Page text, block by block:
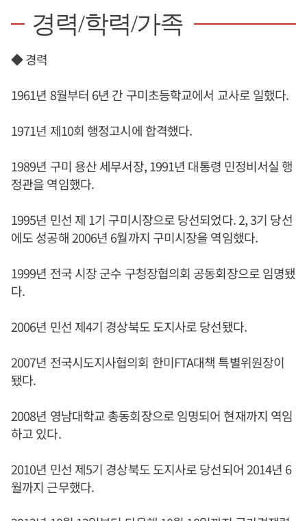
경력/학력/가족
◆ 경력
1961년 8월부터 6년 간 구미초등학교에서 교사로 일했다.
1971년 제10회 행정고시에 합격했다.
1989년 구미 용산 세무서장, 1991년 대통령 민정비서실 행
정관을 역임했다.
1995년 민선 제 1기 구미시장으로 당선되었다. 2, 3기 당선
에도 성공해 2006년 6월까지 구미시장을 역임했다.
1999년 전국 시장 군수 구청장협의회 공동회장으로 임명됐
다.
2006년 민선 제4기 경상북도 도지사로 당선됐다.
2007년 전국시도지사협의회 한미FTA대책 특별위원장이
됐다.
2008년 영남대학교 총동회장으로 임명되어 현재까지 역임
하고 있다.
2010년 민선 제5기 경상북도 도지사로 당선되어 2014년 6
월까지 근무했다.